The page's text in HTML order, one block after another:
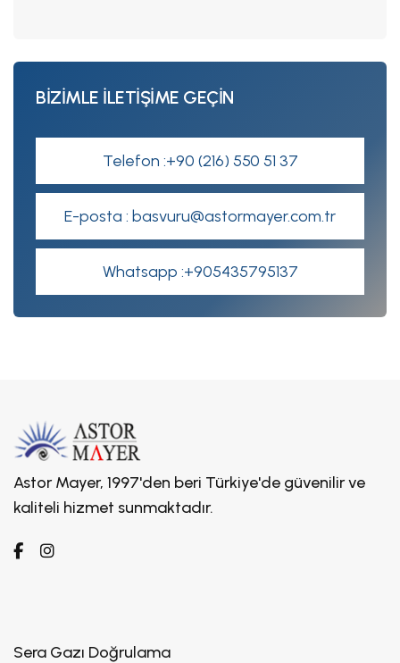
BİZİMLE İLETİŞİME GEÇİN
Telefon :+90 (216) 550 51 37
E-posta : basvuru@astormayer.com.tr
Whatsapp :+905435795137
Astor Mayer, 1997'den beri Türkiye'de güvenilir ve
kaliteli hizmet sunmaktadır.
Sera Gazı Doğrulama